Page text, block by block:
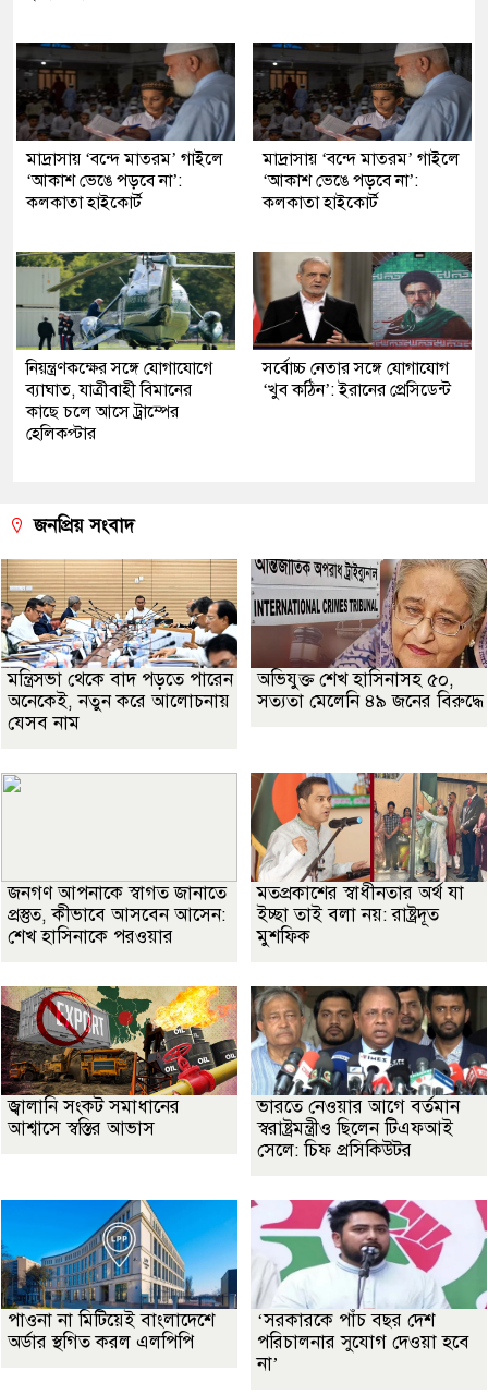
মাদ্রাসায় ‘বন্দে মাতরম’ গাইলে
‘আকাশ ভেঙে পড়বে না’:
কলকাতা হাইকোর্ট
মাদ্রাসায় ‘বন্দে মাতরম’ গাইলে
‘আকাশ ভেঙে পড়বে না’:
কলকাতা হাইকোর্ট
নিয়ন্ত্রণকক্ষের সঙ্গে যোগাযোগে
ব্যাঘাত, যাত্রীবাহী বিমানের
কাছে চলে আসে ট্রাম্পের
হেলিকপ্টার
সর্বোচ্চ নেতার সঙ্গে যোগাযোগ
‘খুব কঠিন’: ইরানের প্রেসিডেন্ট
জনপ্রিয় সংবাদ
মন্ত্রিসভা থেকে বাদ পড়তে পারেন
অনেকেই, নতুন করে আলোচনায়
যেসব নাম
অভিযুক্ত শেখ হাসিনাসহ ৫০,
সত্যতা মেলেনি ৪৯ জনের বিরুদ্ধে
জনগণ আপনাকে স্বাগত জানাতে
প্রস্তুত, কীভাবে আসবেন আসেন:
শেখ হাসিনাকে পরওয়ার
মতপ্রকাশের স্বাধীনতার অর্থ যা
ইচ্ছা তাই বলা নয়: রাষ্ট্রদূত
মুশফিক
জ্বালানি সংকট সমাধানের
আশ্বাসে স্বস্তির আভাস
ভারতে নেওয়ার আগে বর্তমান
স্বরাষ্ট্রমন্ত্রীও ছিলেন টিএফআই
সেলে: চিফ প্রসিকিউটর
পাওনা না মিটিয়েই বাংলাদেশে
অর্ডার স্থগিত করল এলপিপি
‘সরকারকে পাঁচ বছর দেশ
পরিচালনার সুযোগ দেওয়া হবে
না’